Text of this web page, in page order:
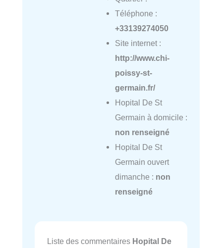
Téléphone :
+33139274050
Site internet :
http://www.chi-
poissy-st-
germain.fr/
Hopital De St
Germain à domicile :
non renseigné
Hopital De St
Germain ouvert
dimanche : non
renseigné
Liste des commentaires Hopital De